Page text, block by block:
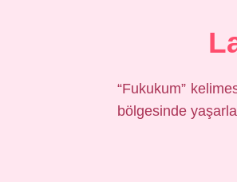
“Fukukum”
bölgesinde